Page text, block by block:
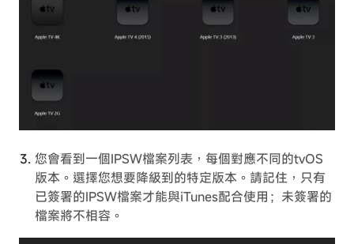
您會看到一個IPSW檔案列表，每個對應不同的tvOS
版本。選擇您想要降級到的特定版本。請記住，只有
已簽署的IPSW檔案才能與iTunes配合使用；未簽署的
檔案將不相容。